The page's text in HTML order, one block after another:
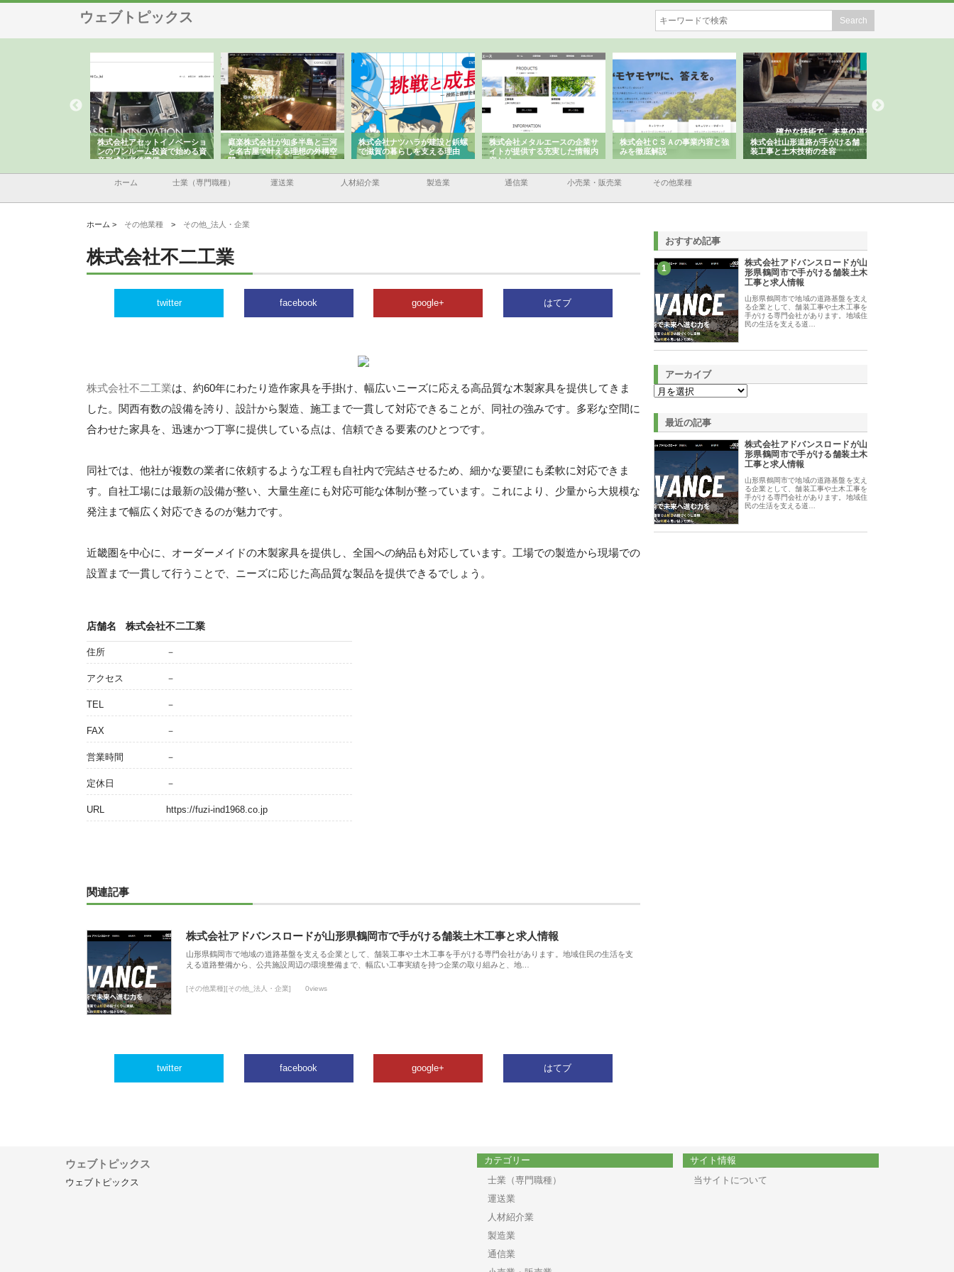
ウェブトピックス
株式会社アセットイノベーショ
ンのワンルーム投資で始める資
産形成と老後準備
庭楽株式会社が知多半島と三河
と名古屋で叶える理想の外構空
間
株式会社ナツハラが建設と鋲螺
で滋賀の暮らしを支える理由
株式会社メタルエースの企業サ
イトが提供する充実した情報内
容とは
株式会社ＣＳＡの事業内容と強
みを徹底解説
株式会社山形道路が手がける舗
装工事と土木技術の全容
ホーム 士業（専門職種） 運送業 人材紹介業 製造業 通信業 小売業・販売業 その他業種
ホーム > その他業種 > その他_法人・企業
株式会社不二工業
twitter facebook google+ はてブ
株式会社不二工業は、約60年にわたり造作家具を手掛け、幅広いニーズに応える高品質な木製家具を提供してきま
した。関西有数の設備を誇り、設計から製造、施工まで一貫して対応できることが、同社の強みです。多彩な空間に
合わせた家具を、迅速かつ丁寧に提供している点は、信頼できる要素のひとつです。
同社では、他社が複数の業者に依頼するような工程も自社内で完結させるため、細かな要望にも柔軟に対応できま
す。自社工場には最新の設備が整い、大量生産にも対応可能な体制が整っています。これにより、少量から大規模な
発注まで幅広く対応できるのが魅力です。
近畿圏を中心に、オーダーメイドの木製家具を提供し、全国への納品も対応しています。工場での製造から現場での
設置まで一貫して行うことで、ニーズに応じた高品質な製品を提供できるでしょう。
店舗名 株式会社不二工業
住所 －
アクセス －
TEL －
FAX －
営業時間 －
定休日 －
URL https://fuzi-ind1968.co.jp
関連記事
株式会社アドバンスロードが山形県鶴岡市で手がける舗装土木工事と求人情報
山形県鶴岡市で地域の道路基盤を支える企業として、舗装工事や土木工事を手がける専門会社があります。地域住民の生活を支
える道路整備から、公共施設周辺の環境整備まで、幅広い工事実績を持つ企業の取り組みと、地…
[その他業種][その他_法人・企業] 0views
twitter facebook google+ はてブ
おすすめ記事
1
株式会社アドバンスロードが山
形県鶴岡市で手がける舗装土木
工事と求人情報
山形県鶴岡市で地域の道路基盤を支え
る企業として、舗装工事や土木工事を
手がける専門会社があります。地域住
民の生活を支える道…
アーカイブ
最近の記事
株式会社アドバンスロードが山
形県鶴岡市で手がける舗装土木
工事と求人情報
山形県鶴岡市で地域の道路基盤を支え
る企業として、舗装工事や土木工事を
手がける専門会社があります。地域住
民の生活を支える道…
ウェブトピックス
ウェブトピックス
カテゴリー
士業（専門職種）
運送業
人材紹介業
製造業
通信業
サイト情報
当サイトについて